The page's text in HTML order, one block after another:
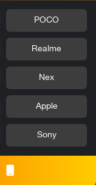
POCO
Realme
Nex
Apple
Sony